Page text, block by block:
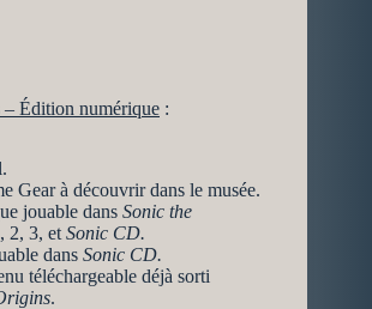
Édition numérique :
Gear à découvrir dans le musée.
jouable dans Sonic the
2, 3, et Sonic CD.
dans Sonic CD.
téléchargeable déjà sorti
.